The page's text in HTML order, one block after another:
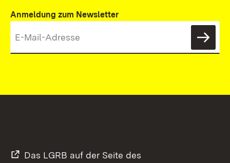
Anmeldung zum Newsletter
Das LGRB auf der Seite des